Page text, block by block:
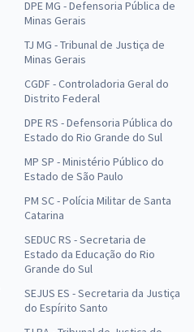
DPE MG - Defensoria Pública de
Minas Gerais
TJ MG - Tribunal de Justiça de
Minas Gerais
CGDF - Controladoria Geral do
Distrito Federal
DPE RS - Defensoria Pública do
Estado do Rio Grande do Sul
MP SP - Ministério Público do
Estado de São Paulo
PM SC - Polícia Militar de Santa
Catarina
SEDUC RS - Secretaria de
Estado da Educação do Rio
Grande do Sul
SEJUS ES - Secretaria da Justiça
do Espírito Santo